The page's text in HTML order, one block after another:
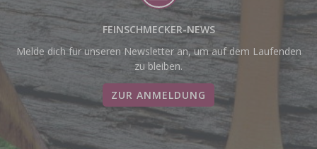
FEINSCHMECKER-NEWS
Melde dich für unseren Newsletter an, um auf dem Laufenden
zu bleiben.
ZUR ANMELDUNG